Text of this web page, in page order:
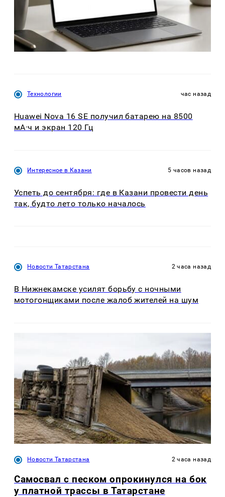
Технологии час назад
Huawei Nova 16 SE получил батарею на 8500
мА·ч и экран 120 Гц
Интересное в Казани 5 часов назад
Успеть до сентября: где в Казани провести день
так, будто лето только началось
Новости Татарстана 2 часа назад
В Нижнекамске усилят борьбу с ночными
мотогонщиками после жалоб жителей на шум
Новости Татарстана 2 часа назад
Самосвал с песком опрокинулся на бок
у платной трассы в Татарстане